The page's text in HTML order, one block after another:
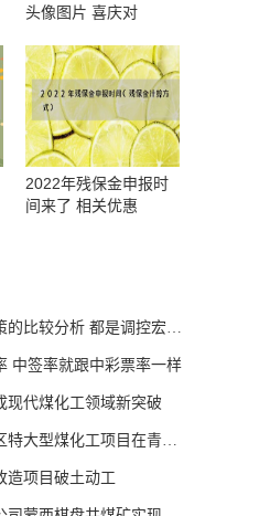
头像图片 喜庆对
2022年残保金申报时
间来了 相关优惠
较分析 都是调控宏观经济的
中签率就跟中彩票率一样
现代煤化工领域新突破
煤化工项目在青海格尔木开
造项目破土动工